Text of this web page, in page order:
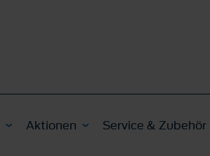
Aktionen Service & Zubehör